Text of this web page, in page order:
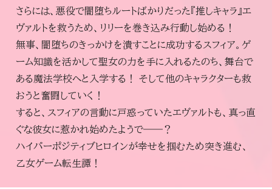
さらには、悪役で闇堕ちルートばかりだった『推しキャラ』エ
ヴァルトを救うため、リリーを巻き込み行動し始める！
無事、闇堕ちのきっかけを潰すことに成功するスフィア。ゲ
ーム知識を活かして聖女の力を手に入れるたのち、舞台で
ある魔法学校へと入学する！ そして他のキャラクターも救
おうと奮闘していく！
すると、スフィアの言動に戸惑っていたエヴァルトも、真っ直
ぐな彼女に惹かれ始めたようで――？
ハイパーポジティブヒロインが幸せを掴むため突き進む、
乙女ゲーム転生譚！